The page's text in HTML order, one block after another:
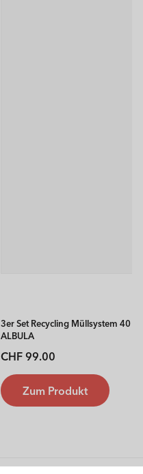
3er Set Recycling Müllsystem 40 l
ALBULA
Normaler
Preis
CHF 99.00
Zum Produkt